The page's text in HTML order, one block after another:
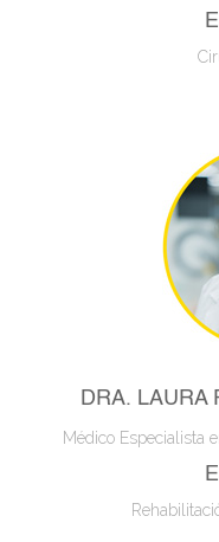
DRA. LAURA
Médico Especialista